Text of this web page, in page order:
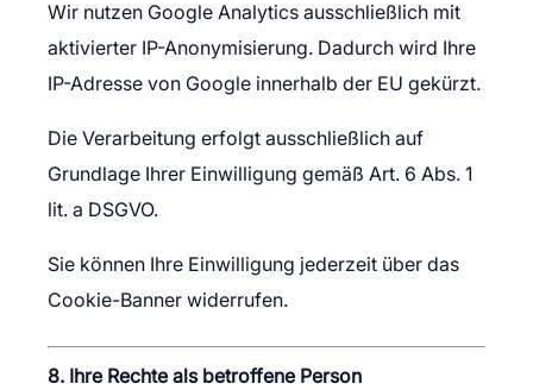
Wir nutzen Google Analytics ausschließlich mit
aktivierter IP-Anonymisierung. Dadurch wird Ihre
IP-Adresse von Google innerhalb der EU gekürzt.
Die Verarbeitung erfolgt ausschließlich auf
Grundlage Ihrer Einwilligung gemäß Art. 6 Abs. 1
lit. a DSGVO.
Sie können Ihre Einwilligung jederzeit über das
Cookie-Banner widerrufen.
8. Ihre Rechte als betroffene Person